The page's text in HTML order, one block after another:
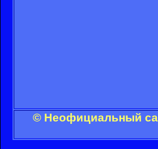
© Неофициальный